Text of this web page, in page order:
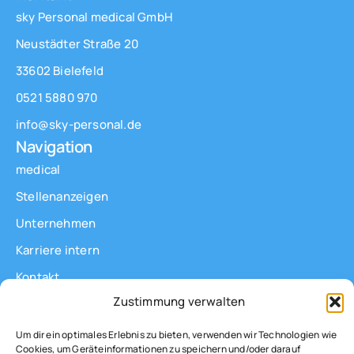
Zustimmung verwalten
Um dir ein optimales Erlebnis zu bieten, verwenden wir Technologien wie
Cookies, um Geräteinformationen zu speichern und/oder darauf
Festanstellung
(Zeitarbeit)
Altenpfleger/in
Festanstellung
(Zeitarbeit)
sky Personal medical GmbH
Neustädter Straße 20
33602 Bielefeld
0521 5880 970
info@sky-personal.de
Navigation
medical
Stellenanzeigen
Unternehmen
Karriere intern
Kontakt